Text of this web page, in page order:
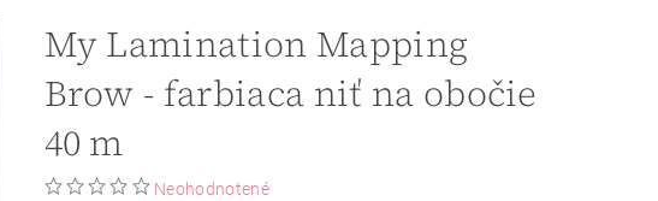
My Lamination Mapping
Brow - farbiaca niť na obočie
40 m
Neohodnotené